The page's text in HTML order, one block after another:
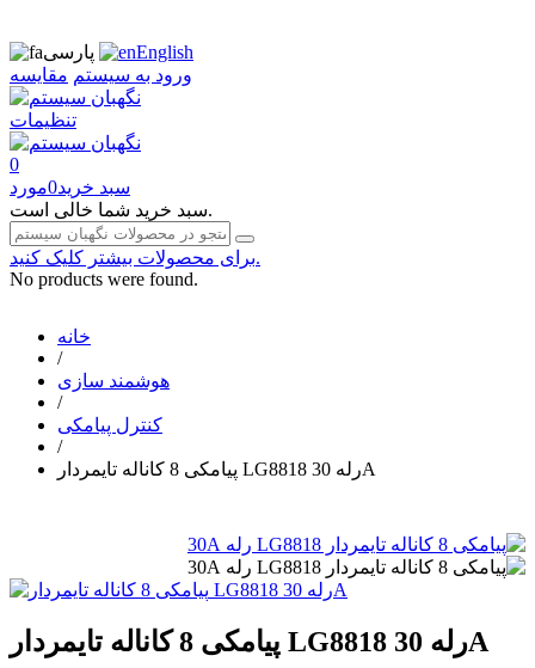
پارسی
English
ورود به سیستم مقایسه
تنظیمات
0
سبد خرید0مورد
سبد خرید شما خالی است.
برای محصولات بیشتر کلیک کنید.
No products were found.
خانه
/
هوشمند سازی
/
کنترل پیامکی
/
پیامکی 8 کاناله تایمردار LG8818 رله 30A
پیامکی 8 کاناله تایمردار LG8818 رله 30A